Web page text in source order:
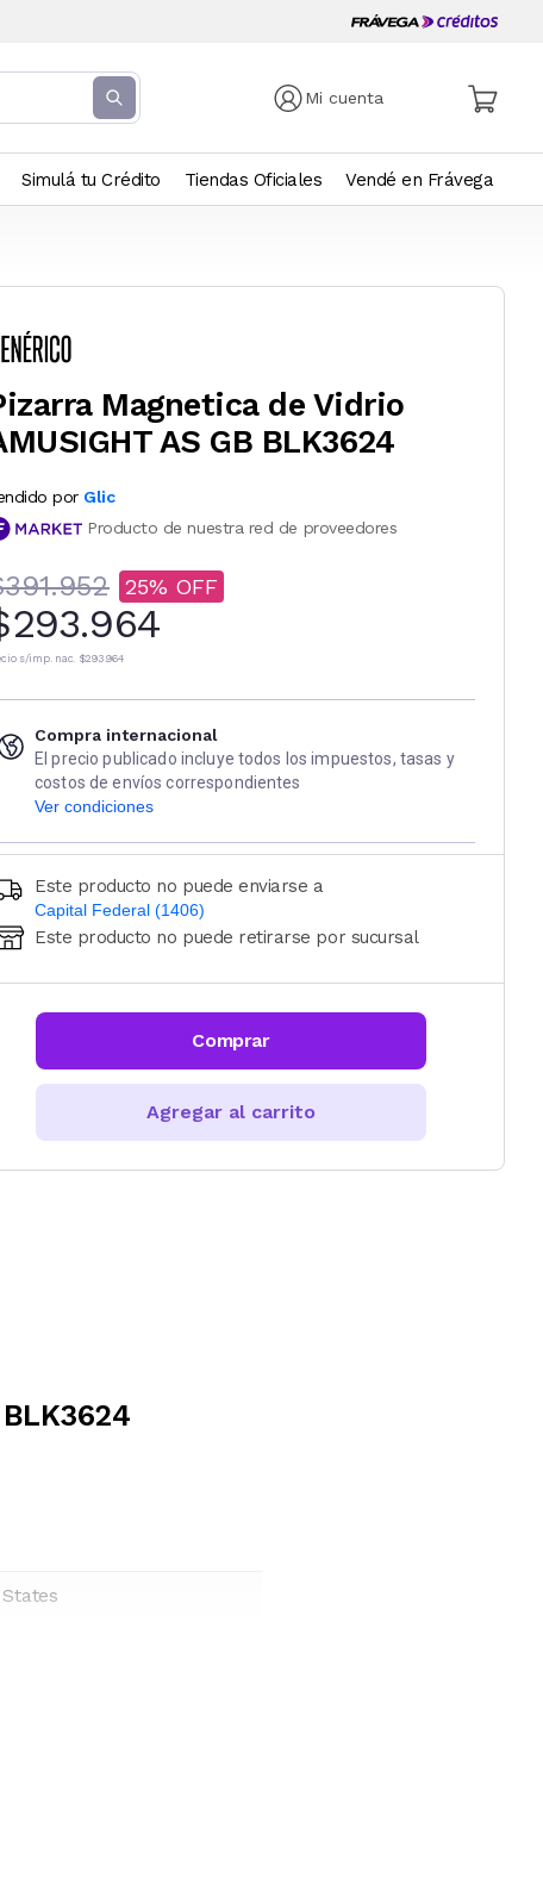
Mi cuenta
Simulá tu Crédito Tiendas Oficiales Vendé en Frávega
Magnetica de Vidrio
AS GB BLK3624
por Glic
Producto de nuestra red de proveedores
25
s/imp. nac. $293.964
Compra internacional
El precio publicado incluye todos los impuestos, tasas y
costos de envíos correspondientes
Ver condiciones
Este producto no puede enviarse a
Capital Federal (1406)
Ingresá código postal (sólo números)
CALCULAR
Este producto no puede retirarse por sucursal
Comprar
Agregar al carrito